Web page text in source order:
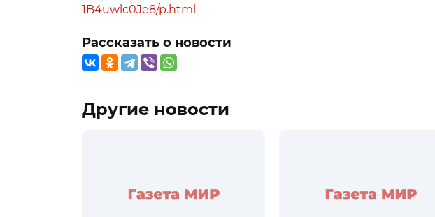
1B4uwlc0Je8/p.html
Рассказать о новости
Другие новости